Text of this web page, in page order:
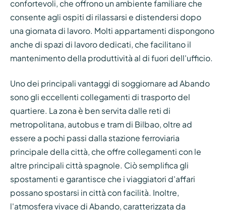
confortevoli, che offrono un ambiente familiare che
consente agli ospiti di rilassarsi e distendersi dopo
una giornata di lavoro. Molti appartamenti dispongono
anche di spazi di lavoro dedicati, che facilitano il
mantenimento della produttività al di fuori dell'ufficio.
Uno dei principali vantaggi di soggiornare ad Abando
sono gli eccellenti collegamenti di trasporto del
quartiere. La zona è ben servita dalle reti di
metropolitana, autobus e tram di Bilbao, oltre ad
essere a pochi passi dalla stazione ferroviaria
principale della città, che offre collegamenti con le
altre principali città spagnole. Ciò semplifica gli
spostamenti e garantisce che i viaggiatori d'affari
possano spostarsi in città con facilità. Inoltre,
l'atmosfera vivace di Abando, caratterizzata da